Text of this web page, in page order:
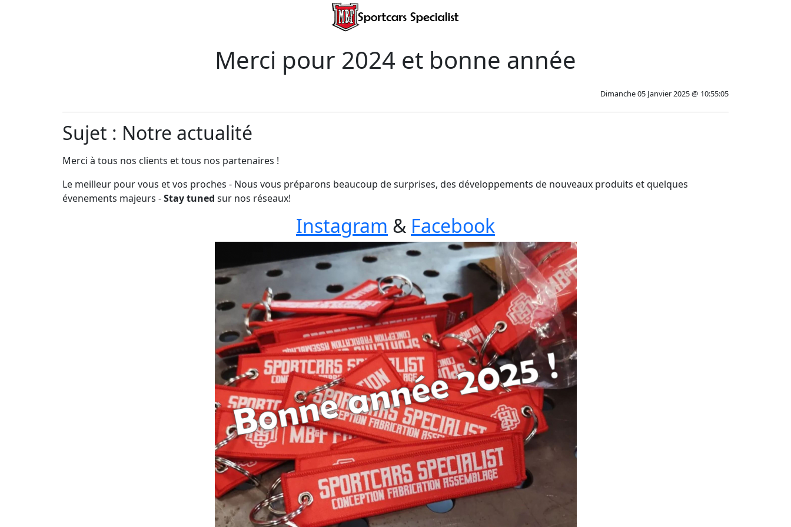
Merci pour 2024 et bonne année
Dimanche 05 Janvier 2025 @ 10:55:05
Sujet : Notre actualité
Merci à tous nos clients et tous nos partenaires !
Le meilleur pour vous et vos proches - Nous vous préparons beaucoup de surprises, des développements de nouveaux produits et quelques
évenements majeurs -Stay tuned sur nos réseaux!
Instagram & Facebook